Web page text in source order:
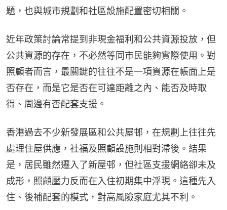
題，也與城市規劃和社區設施配置密切相關。
近年政策討論常提到非現金福利和公共資源投放，但
公共資源的存在，不必然等同市民能夠實際使用。對
照顧者而言，最關鍵的往往不是一項資源在帳面上是
否存在，而是它是否在可達距離之內、能否及時取
得、周邊有否配套支援。
香港過去不少新發展區和公共屋邨，在規劃上往往先
處理住屋供應，社福及照顧設施則相對滯後。結果
是，居民雖然遷入了新屋邨，但社區支援網絡卻未及
成形，照顧壓力反而在入住初期集中浮現。這種先入
住、後補配套的模式，對高風險家庭尤其不利。